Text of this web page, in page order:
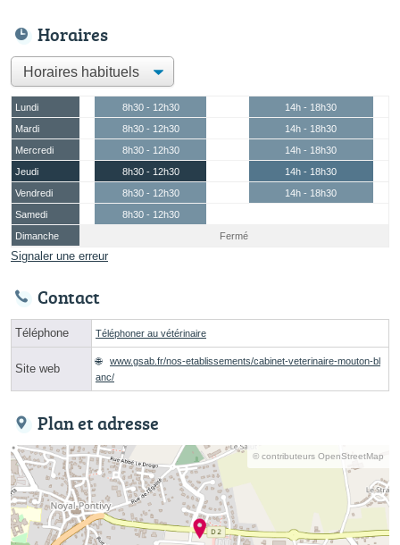
Horaires
Lundi 8h30 - 12h30
14h - 18h30
Mardi
8h30 - 12h30
14h - 18h30
Mercredi
8h30 - 12h30
14h - 18h30
Jeudi
8h30 - 12h30
14h - 18h30
Vendredi
8h30 - 12h30
14h - 18h30
Samedi
8h30 - 12h30
Dimanche
Fermé
Signaler une erreur
Contact
Téléphone Téléphoner au vétérinaire
Site web
www.gsab.fr/nos-etablissements/cabinet-veterinaire-mouton-bl
anc/
Plan et adresse
© contributeurs OpenStreetMap